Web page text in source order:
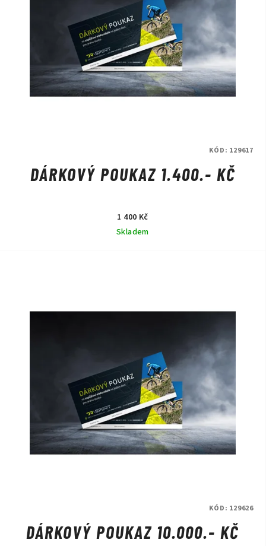
DÁRKOVÝ POUKAZ 1.400.- KČ
1 400 Kč
Skladem
KÓD: 129617
DÁRKOVÝ POUKAZ 10.000.- KČ
KÓD: 129626